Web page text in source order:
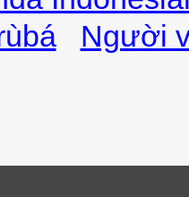
Người